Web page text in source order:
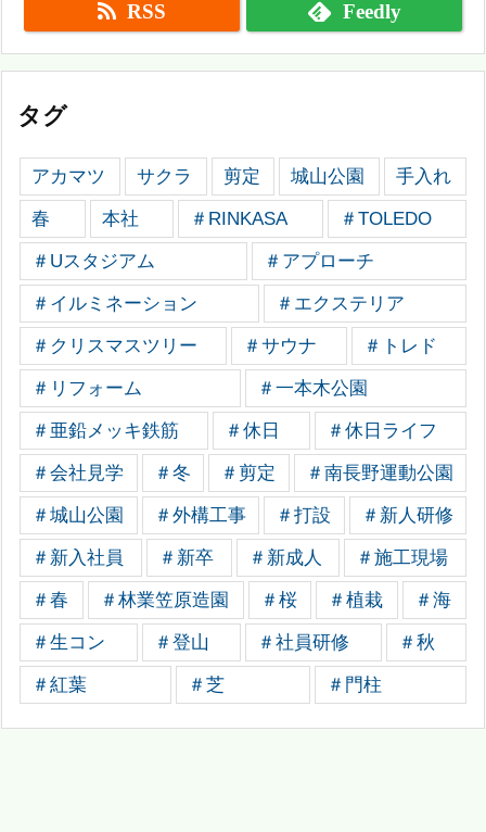
RSS Feedly
タグ
アカマツ サクラ 剪定 城山公園 手入れ
春 本社 ＃RINKASA ＃TOLEDO
＃Uスタジアム ＃アプローチ
＃イルミネーション ＃エクステリア
＃クリスマスツリー ＃サウナ ＃トレド
＃リフォーム ＃一本木公園
＃亜鉛メッキ鉄筋 ＃休日 ＃休日ライフ
＃会社見学 ＃冬 ＃剪定 ＃南長野運動公園
＃城山公園 ＃外構工事 ＃打設 ＃新人研修
＃新入社員 ＃新卒 ＃新成人 ＃施工現場
＃春 ＃林業笠原造園 ＃桜 ＃植栽 ＃海
＃生コン ＃登山 ＃社員研修 ＃秋
＃紅葉 ＃芝 ＃門柱